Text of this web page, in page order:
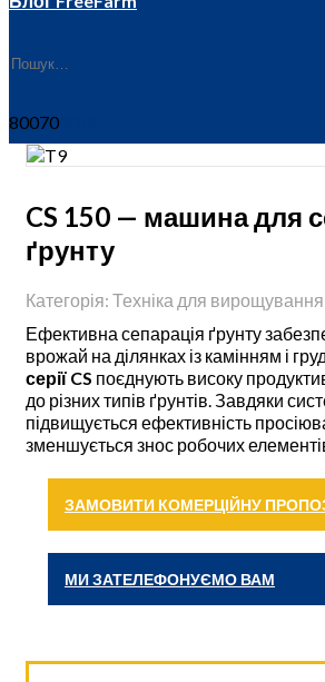
80070
CS 150 — машина для
ґрунту
Категорія: Техніка для вирощування
Ефективна сепарація ґрунту
врожай на ділянках із камінням і
серії CS поєднують високу
до різних типів ґрунтів. Завдяки
підвищується ефективність
зменшується знос робочих
ЗАМОВИТИ КОМЕРЦІЙНУ
МИ ЗАТЕЛЕФОНУЄМО ВАМ